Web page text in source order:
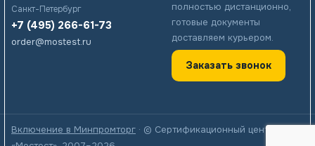
Санкт-Петербург
+7 (495) 266-61-73
order@mostest.ru
полностью дистанционно,
готовые документы
доставляем курьером.
Заказать звонок
Включение в Минпромторг · © Сертификационный центр